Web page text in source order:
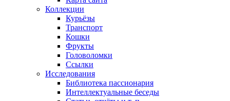
Коллекции
Курьёзы
Транспорт
Кошки
Фрукты
Головоломки
Ссылки
Исследования
Библиотека пассионария
Интеллектуальные беседы